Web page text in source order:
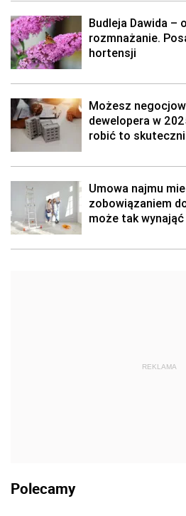
Budleja Dawida –
rozmnażanie.
hortensji
Możesz
dewelopera w
robić to
Umowa najmu
zobowiązaniem
może tak
REKLAMA
Polecamy